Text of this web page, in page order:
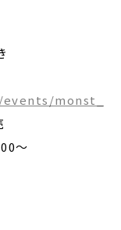
monst_
～